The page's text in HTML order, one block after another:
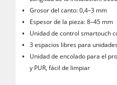
Grosor del canto: 0,4–3 mm
Espesor de la pieza: 8–45 mm
Unidad de control smartouch
3 espacios libres para
Unidad de encolado para el
y PUR, fácil de limpiar